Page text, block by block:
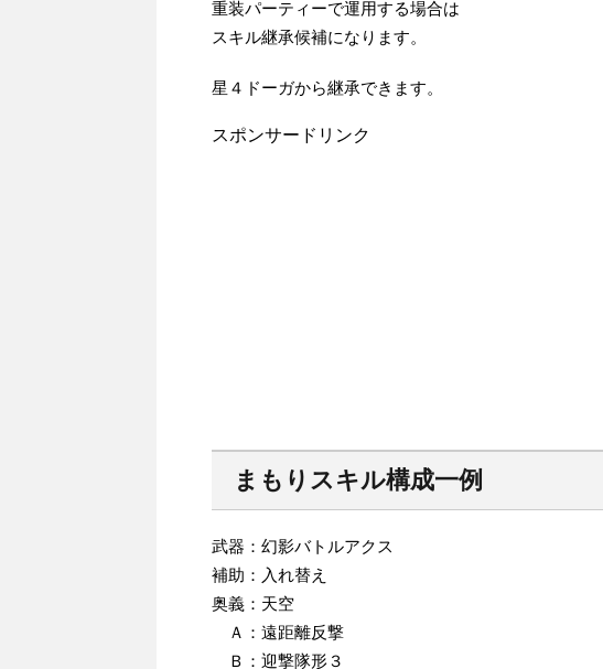
重装パーティーで運用する場合は
スキル継承候補になります。
星４ドーガから継承できます。
スポンサードリンク
まもりスキル構成一例
武器：幻影バトルアクス
補助：入れ替え
奥義：天空
Ａ：遠距離反撃
Ｂ：迎撃隊形３